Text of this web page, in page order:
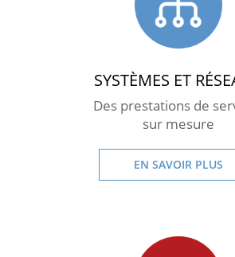
SYSTÈMES ET
Des prestations de
sur mesure
EN SAVOIR PLUS